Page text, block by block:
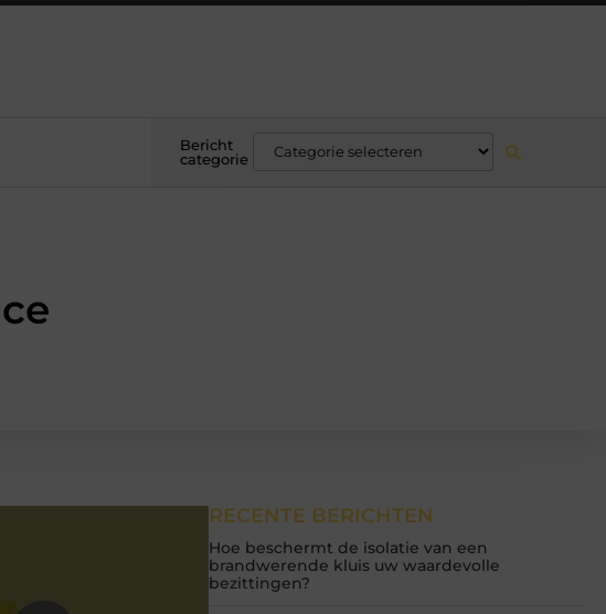
Bericht
categorie
RECENTE BERICHTEN
Hoe beschermt de isolatie van een
brandwerende kluis uw waardevolle
bezittingen?